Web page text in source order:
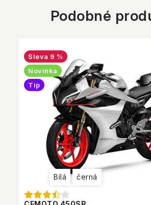
Podobné
9 %
Novinka
Tip
Bílá černá